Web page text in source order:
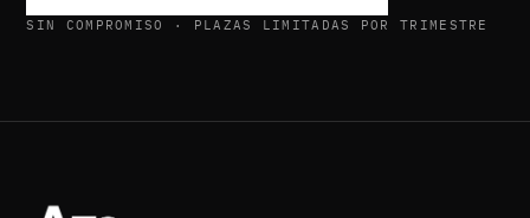
SIN COMPROMISO · PLAZAS LIMITADAS POR TRIMESTRE